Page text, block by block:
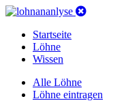
Startseite
Löhne
Wissen
Alle Löhne
Löhne eintragen